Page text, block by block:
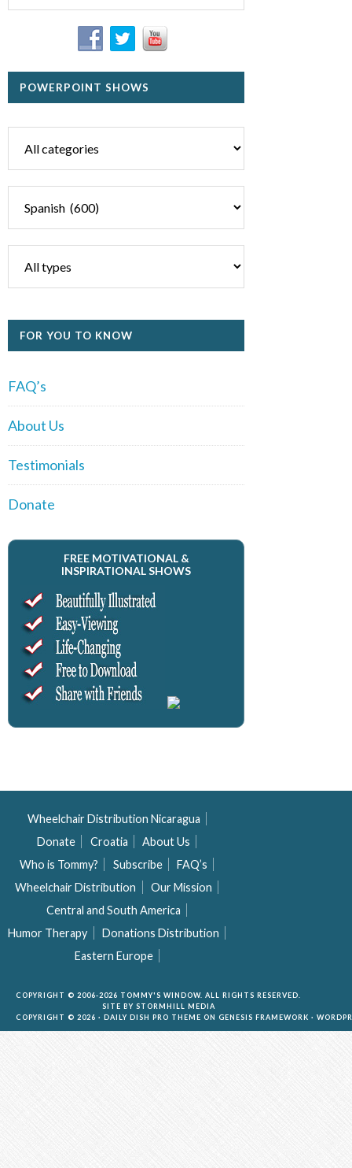
POWERPOINT SHOWS
FOR YOU TO KNOW
FAQ’s
About Us
Testimonials
Donate
FREE MOTIVATIONAL &
INSPIRATIONAL SHOWS
Wheelchair Distribution Nicaragua
Donate
Croatia
About Us
Who is Tommy?
Subscribe
FAQ’s
Wheelchair Distribution
Our Mission
Central and South America
Humor Therapy
Donations Distribution
Eastern Europe
COPYRIGHT © 2006-2026 TOMMY'S WINDOW. ALL RIGHTS RESERVED.
SITE BY STORMHILL MEDIA
COPYRIGHT © 2026 · DAILY DISH PRO THEME ON GENESIS FRAMEWORK ·